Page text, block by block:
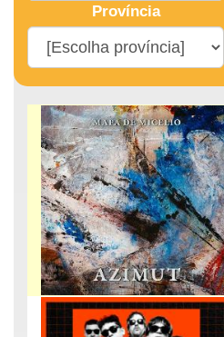
Província